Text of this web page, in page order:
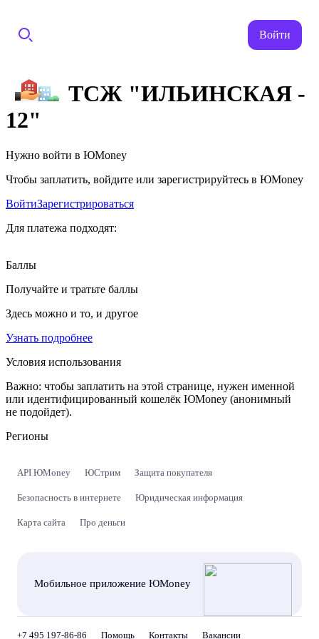
Войти
ТСЖ "ИЛЬИНСКАЯ -
12"
Нужно войти в ЮMoney
Чтобы заплатить, войдите или зарегистрируйтесь в ЮMoney
ВойтиЗарегистрироваться
Для платежа подходят:
Баллы
Получайте и тратьте баллы
Здесь можно и то, и другое
Узнать подробнее
Условия использования
Важно: чтобы заплатить на этой странице, нужен именной
или идентифицированный кошелёк ЮMoney (анонимный
не подойдет).
Регионы
API ЮMoney ЮСтрим Защита покупателя
Безопасность в интернете Юридическая информация
Карта сайта Про деньги
Мобильное приложение ЮMoney
+7 495 197-86-86 Помощь Контакты Вакансии